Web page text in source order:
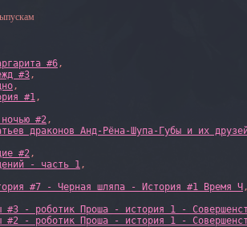
#6,
#3,
,
#1,
#2,
драконов Анд-Рёна-Шупа-Губы и их
#2,
- часть 1,
#7 - Черная шляпа - История #1 Время Ч
#3 - роботик Проша - история 1 -
#2 - роботик Проша - история 1 -